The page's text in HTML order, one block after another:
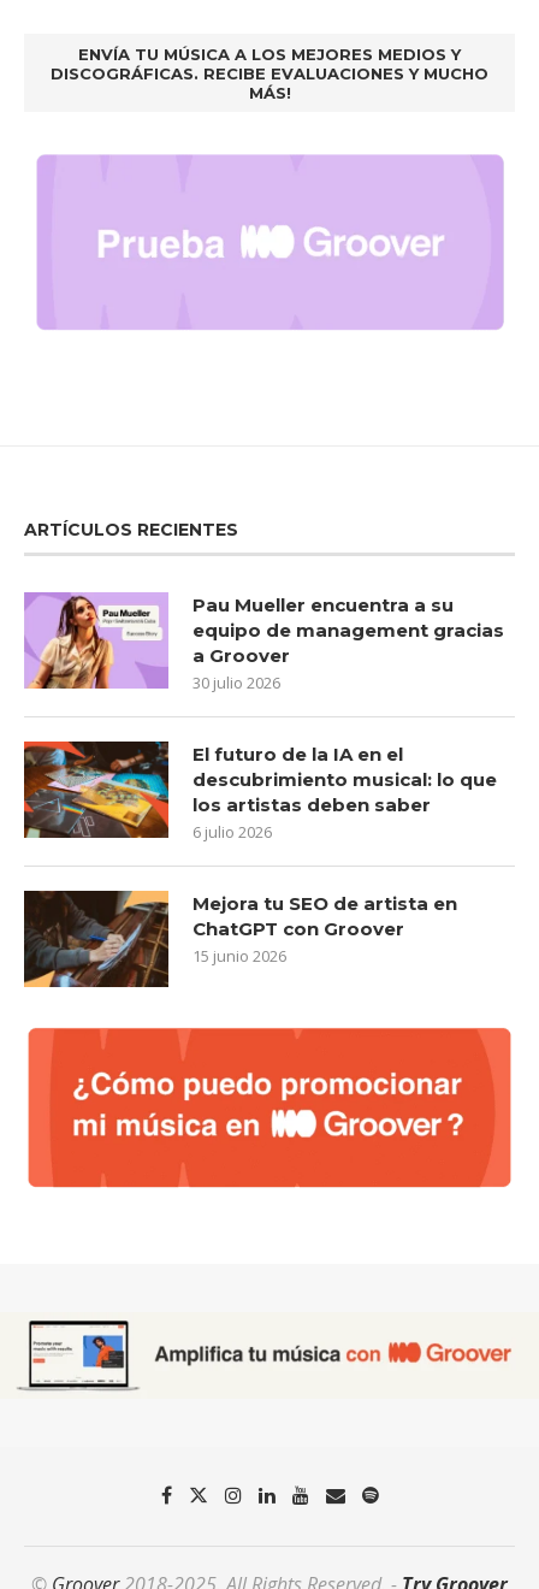
ENVÍA TU MÚSICA A LOS MEJORES MEDIOS Y
DISCOGRÁFICAS. RECIBE EVALUACIONES Y MUCHO
MÁS!
ARTÍCULOS RECIENTES
Pau Mueller encuentra a su
equipo de management gracias
a Groover
30 julio 2026
El futuro de la IA en el
descubrimiento musical: lo que
los artistas deben saber
6 julio 2026
Mejora tu SEO de artista en
ChatGPT con Groover
15 junio 2026